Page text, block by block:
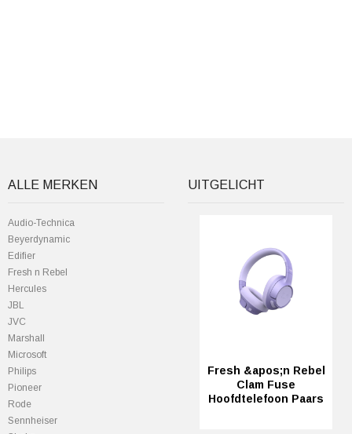
ALLE MERKEN
Audio-Technica
Beyerdynamic
Edifier
Fresh n Rebel
Hercules
JBL
JVC
Marshall
Microsoft
Philips
Pioneer
Rode
Sennheiser
UITGELICHT
Fresh &apos;n Rebel
Clam Fuse
Hoofdtelefoon Paars